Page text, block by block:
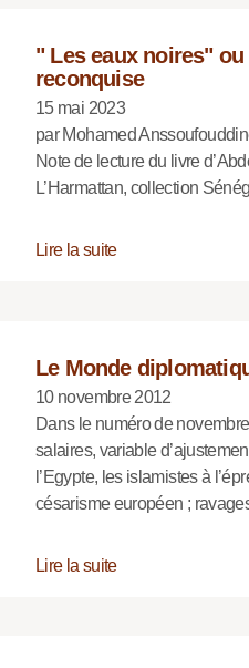
" Les eaux noires"
reconquise
15 mai 2023
par Mohamed
Note de lecture du livre
L’Harmattan, collection
Lire la suite
Le Monde
10 novembre 2012
Dans le numéro de
salaires, variable
l’Egypte, les islamistes à
césarisme européen ;
Lire la suite